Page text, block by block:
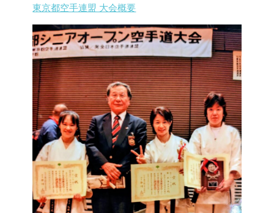
東京都空手連盟 大会概要